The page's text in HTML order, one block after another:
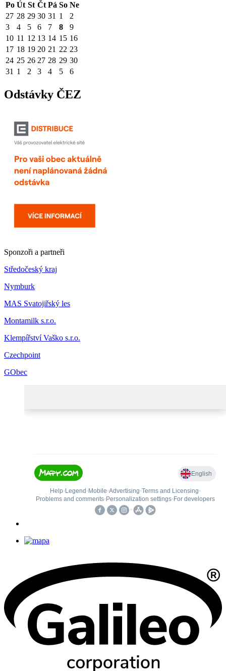
Po Út St Čt Pá So Ne
27 28 29 30 31 1
2
3
4 5 6 7 8
9
10 11 12 13 14 15 16
17 18 19 20 21 22 23
24 25 26 27 28 29 30
31 1 2 3 4 5 6
Odstávky ČEZ
Sponzoři a partneři
Středočeský kraj
Nymburk
MAS Svatojiřský les
Montamilk s.r.o.
Klempířství Vaško s.r.o.
Czechpoint
GObec